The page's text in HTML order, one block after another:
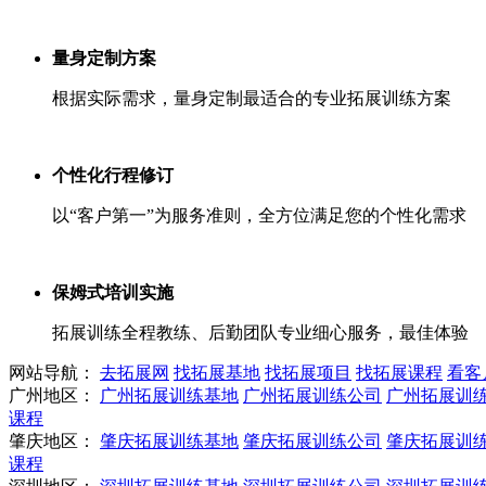
量身定制方案
根据实际需求，量身定制最适合的专业拓展训练方案
个性化行程修订
以“客户第一”为服务准则，全方位满足您的个性化需求
保姆式培训实施
拓展训练全程教练、后勤团队专业细心服务，最佳体验
网站导航： 去拓展网 找拓展基地 找拓展项目 找拓展课程 看客
广州地区：
广州拓展训练基地 广州拓展训练公司 广州拓展训
课程
肇庆地区：
肇庆拓展训练基地 肇庆拓展训练公司 肇庆拓展训
课程